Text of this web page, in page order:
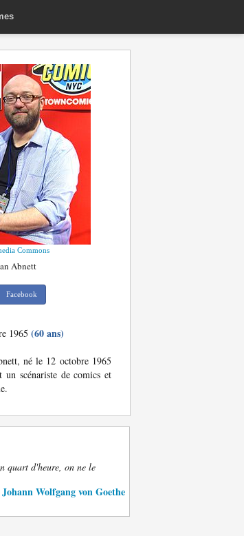
Commons
Abnett
Facebook
1965 (60 ans)
né le 12 octobre 1965
un scénariste de comics et
quart d'heure, on ne le
Johann Wolfgang von Goethe